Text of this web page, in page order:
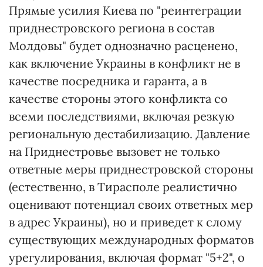
Прямые усилия Киева по "реинтеграции
приднестровского региона в состав
Молдовы" будет однозначно расценено,
как включение Украины в конфликт не в
качестве посредника и гаранта, а в
качестве стороны этого конфликта со
всеми последствиями, включая резкую
региональную дестабилизацию. Давление
на Приднестровье вызовет не только
ответные меры приднестровской стороны
(естественно, в Тирасполе реалистично
оценивают потенциал своих ответных мер
в адрес Украины), но и приведет к слому
существующих международных форматов
урегулирования, включая формат "5+2", о